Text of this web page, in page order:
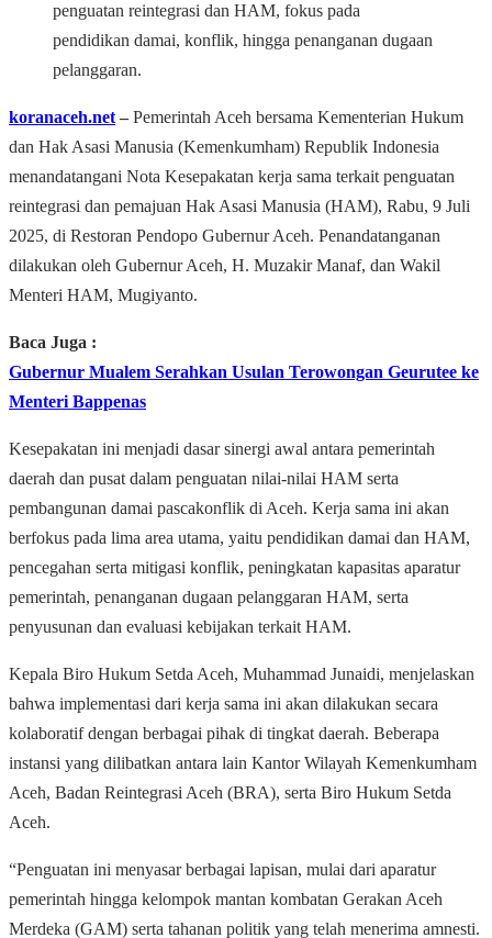
penguatan reintegrasi dan HAM, fokus pada
pendidikan damai, konflik, hingga penanganan dugaan
pelanggaran.
koranaceh.net – Pemerintah Aceh bersama Kementerian Hukum
dan Hak Asasi Manusia (Kemenkumham) Republik Indonesia
menandatangani Nota Kesepakatan kerja sama terkait penguatan
reintegrasi dan pemajuan Hak Asasi Manusia (HAM), Rabu, 9 Juli
2025, di Restoran Pendopo Gubernur Aceh. Penandatanganan
dilakukan oleh Gubernur Aceh, H. Muzakir Manaf, dan Wakil
Menteri HAM, Mugiyanto.
Baca Juga :
Gubernur Mualem Serahkan Usulan Terowongan Geurutee ke
Menteri Bappenas
Kesepakatan ini menjadi dasar sinergi awal antara pemerintah
daerah dan pusat dalam penguatan nilai-nilai HAM serta
pembangunan damai pascakonflik di Aceh. Kerja sama ini akan
berfokus pada lima area utama, yaitu pendidikan damai dan HAM,
pencegahan serta mitigasi konflik, peningkatan kapasitas aparatur
pemerintah, penanganan dugaan pelanggaran HAM, serta
penyusunan dan evaluasi kebijakan terkait HAM.
Kepala Biro Hukum Setda Aceh, Muhammad Junaidi, menjelaskan
bahwa implementasi dari kerja sama ini akan dilakukan secara
kolaboratif dengan berbagai pihak di tingkat daerah. Beberapa
instansi yang dilibatkan antara lain Kantor Wilayah Kemenkumham
Aceh, Badan Reintegrasi Aceh (BRA), serta Biro Hukum Setda
Aceh.
“Penguatan ini menyasar berbagai lapisan, mulai dari aparatur
pemerintah hingga kelompok mantan kombatan Gerakan Aceh
Merdeka (GAM) serta tahanan politik yang telah menerima amnesti.